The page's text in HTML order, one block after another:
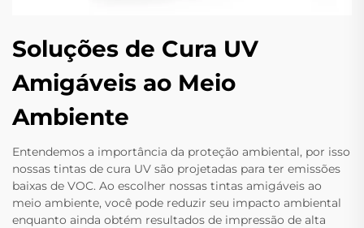
Soluções de Cura UV
Amigáveis ao Meio
Ambiente
Entendemos a importância da proteção ambiental, por isso
nossas tintas de cura UV são projetadas para ter emissões
baixas de VOC. Ao escolher nossas tintas amigáveis ao
meio ambiente, você pode reduzir seu impacto ambiental
enquanto ainda obtém resultados de impressão de alta